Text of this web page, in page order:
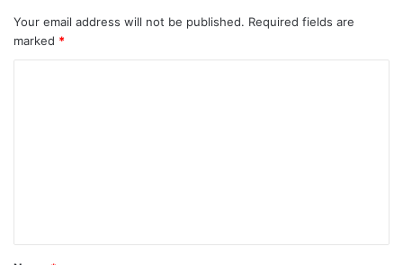
Your email address will not be published. Required fields are
marked *
*